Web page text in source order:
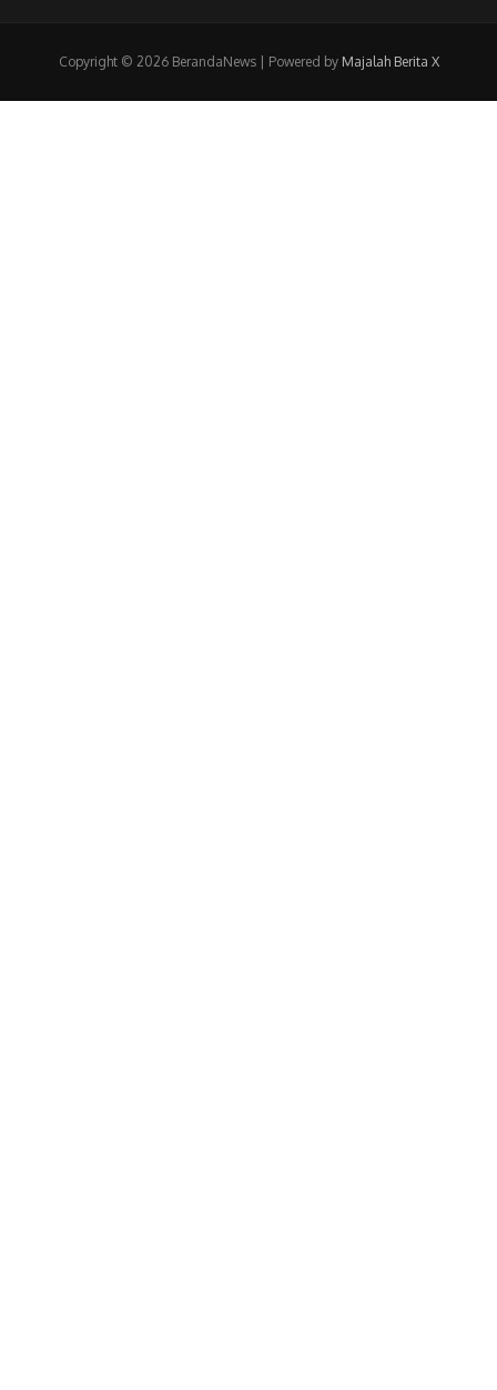
Copyright © 2026 BerandaNews | Powered by Majalah Berita X